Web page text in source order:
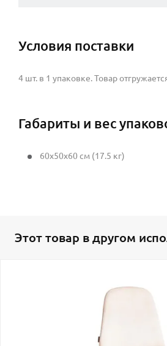
Условия поставки
4 шт. в 1 упаковке. Товар
Габариты и вес
60x50x60 см (17.5 кг)
Этот товар в другом